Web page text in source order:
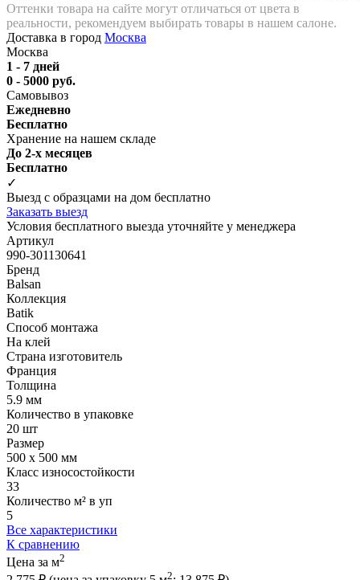
Оттенки товара на сайте могут отличаться от цвета в
реальности, рекомендуем выбирать товары в нашем салоне.
Доставка в город Москва
Москва
1 - 7 дней
0 - 5000 руб.
Самовывоз
Ежедневно
Бесплатно
Хранение на нашем складе
До 2-х месяцев
Бесплатно
✓
Выезд с образцами на дом бесплатно
Заказать выезд
Условия бесплатного выезда уточняйте у менеджера
Артикул
990-301130641
Бренд
Balsan
Коллекция
Batik
Способ монтажа
На клей
Страна изготовитель
Франция
Толщина
5.9 мм
Количество в упаковке
20 шт
Размер
500 x 500 мм
Класс износостойкости
33
Количество м² в уп
5
Все характеристики
К сравнению
Цена за м2
2